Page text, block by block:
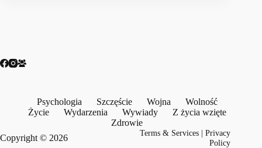
Psychologia Szczęście Wojna
Wolność
Życie
Wydarzenia Wywiady
Z życia wzięte
Zdrowie
Copyright © 2026
Terms & Services |Privacy
Policy